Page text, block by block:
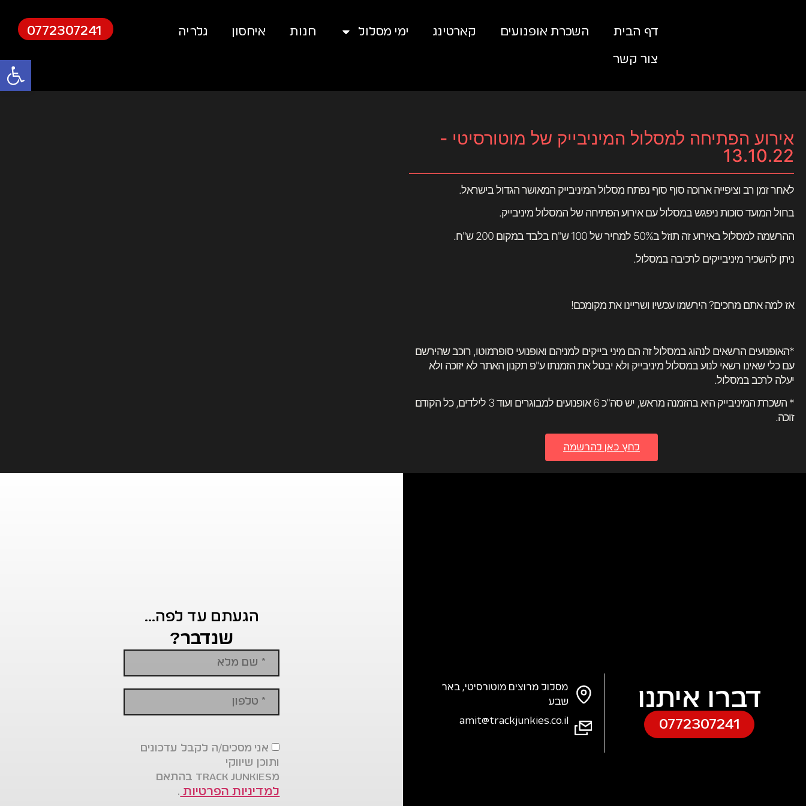
דף הבית השכרת אופנועים קארטינג ימי מסלול חנות איחסון גלריה
צור קשר
0772307241
אירוע הפתיחה למסלול המיניבייק של מוטורסיטי -
13.10.22
לאחר זמן רב וציפייה ארוכה סוף סוף נפתח מסלול המיניבייק המאושר הגדול בישראל.
בחול המועד סוכות ניפגש במסלול עם אירוע הפתיחה של המסלול מיניבייק.
ההרשמה למסלול באירוע זה תוזל ב50% למחיר של 100 ש"ח בלבד במקום 200 ש"ח.
ניתן להשכיר מיניבייקים לרכיבה במסלול.
אז למה אתם מחכים? הירשמו עכשיו ושריינו את מקומכם!
*האופנועים הרשאים לנהוג במסלול זה הם מיני בייקים למניהם ואופנועי סופרמוטו, רוכב שהירשם
עם כלי שאינו רשאי לנוע במסלול מיניבייק ולא יבטל את הזמנתו ע"פ תקנון האתר לא יזוכה ולא
יעלה לרכב במסלול.
* השכרת המיניבייק היא בהזמנה מראש, יש סה"כ 6 אופנועים למבוגרים ועוד 3 לילדים, כל הקודם
זוכה.
לחץ כאן להרשמה
דברו איתנו
0772307241
מסלול מרוצים מוטורסיטי, באר
שבע
amit@trackjunkies.co.il
הגעתם עד לפה...
שנדבר?
אני מסכים/ה לקבל עדכונים
ותוכן שיווקי
מTRACK JUNKIES בהתאם
למדיניות הפרטיות .